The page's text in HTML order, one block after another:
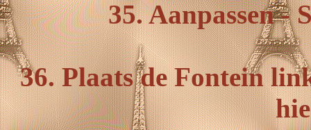
35. Aanpassen -
36. Plaats de Fontein